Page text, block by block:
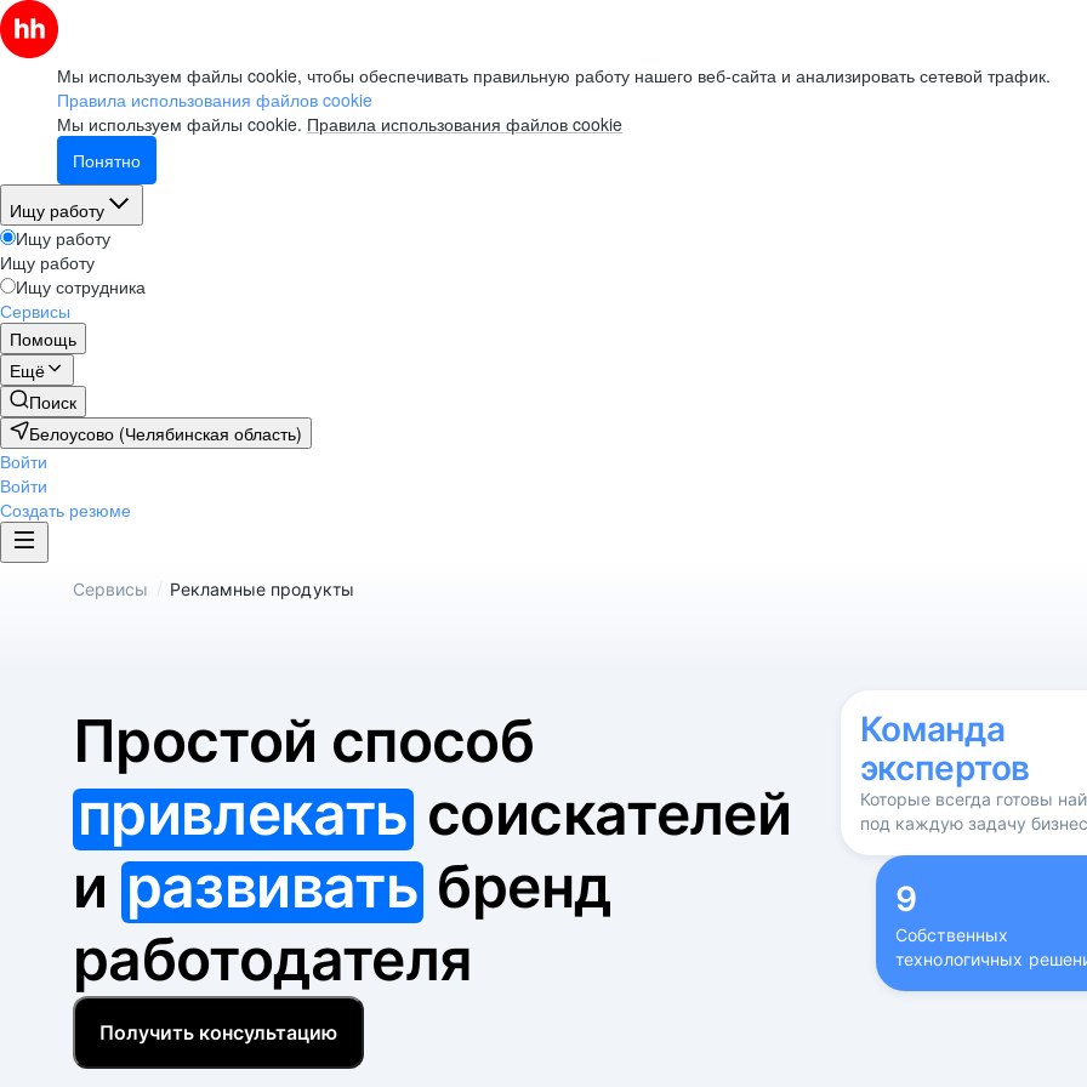
Мы используем файлы cookie, чтобы обеспечивать правильную работу нашего веб-сайта и анализировать сетевой трафик.
Правила использования файлов cookie
Мы используем файлы cookie. Правила использования файлов cookie
Понятно
Ищу работу
Ищу работу
Ищу работу
Ищу сотрудника
Сервисы
Помощь
Ещё
Поиск
Белоусово (Челябинская область)
Войти
Войти
Создать резюме
Сервисы / Рекламные продукты
Простой способ
привлекатьсоискателей
и развивать бренд
работодателя
Получить консультацию
Команда
экспертов
Которые всегда готовы
под каждую задачу
9
Собственных
технологичных